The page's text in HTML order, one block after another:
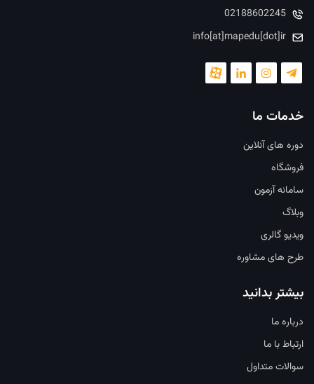
02188602245
info[at]mapedu[dot]ir
خدمات ما
دوره های آنلاین
فروشگاه
سامانه آزمون
وبلاگ
ویدیو گالری
طرح های مشاوره
بیشتر بدانید
درباره ما
ارتباط با ما
سوالات متداول